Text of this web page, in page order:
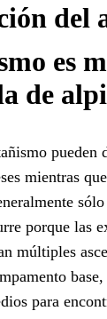
del
es
de
pueden
mientras
sólo
porque las
múltiples
base,
para